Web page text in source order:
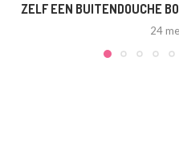
ZELF EEN BUITENDOUCHE
24